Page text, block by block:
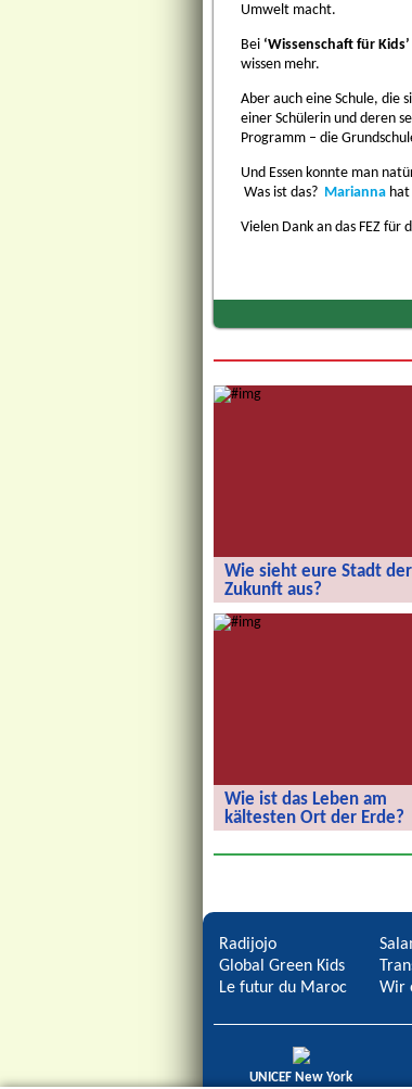
Umwelt macht.
Bei ‘Wissenschaft für Kids’
wissen mehr.
Aber auch eine Schule, die
einer Schülerin und deren
Programm – die
Und Essen konnte man
Was ist das? Marianna
Vielen Dank an das FEZ
Wie sieht eure Stadt der
Zukunft aus?
Wie sieht eure Stadt der
Wie ist das Leben am
kältesten Ort der Erde?
der Erde?
Radijojo
Global Green Kids
Le futur du Maroc
Wir
UNICEF New York